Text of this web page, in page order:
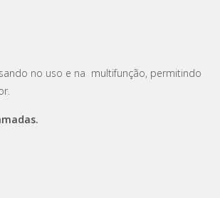
no uso e na multifunção, permitindo